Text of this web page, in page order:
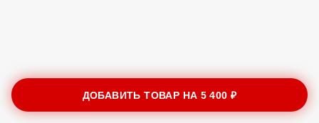
ДОБАВИТЬ ТОВАР НА 5 400 ₽